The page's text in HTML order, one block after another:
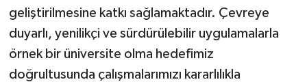
geliştirilmesine katkı sağlamaktadır. Çevreye
duyarlı, yenilikçi ve sürdürülebilir uygulamalarla
örnek bir üniversite olma hedefimiz
doğrultusunda çalışmalarımızı kararlılıkla